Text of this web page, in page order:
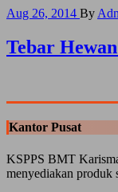
Aug 26, 2014 By
Tebar
Kantor Pusat
KSPPS BMT
menyediakan produk